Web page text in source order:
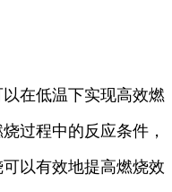
在低温下实现高效燃
过程中的反应条件，
以有效地提高燃烧效